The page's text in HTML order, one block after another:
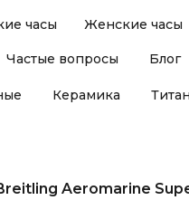
Частые вопросы Блог
часы Женские часы
Керамика Титан
Aeromarine